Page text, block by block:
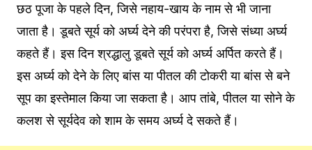
छठ पूजा के पहले दिन, जिसे नहाय-खाय के नाम से भी जाना
जाता है। डूबते सूर्य को अर्घ्य देने की परंपरा है, जिसे संध्या अर्घ्य
कहते हैं। इस दिन श्रद्धालु डूबते सूर्य को अर्घ्य अर्पित करते हैं।
इस अर्घ्य को देने के लिए बांस या पीतल की टोकरी या बांस से बने
सूप का इस्तेमाल किया जा सकता है। आप तांबे, पीतल या सोने के
कलश से सूर्यदेव को शाम के समय अर्घ्य दे सकते हैं।